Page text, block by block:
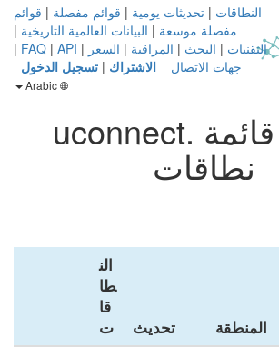
النطاقات | تحديثات يومية | قوائم مفصلة | قوائم
مفصلة موسعة | البيانات العالمية التاريخية |
التقنيات | البحث | المراقبة | السعر |
FAQ | API
|
جهات الاتصال
الاشتراك | تسجيل الدخول
تنزيل قائمة .uconnect
نطاقات
المنطقة تحديث
الن
طا
قا
ت